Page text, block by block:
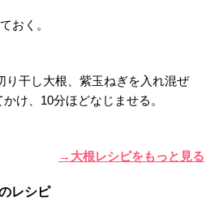
おく。
り干し大根、紫玉ねぎを入れ混ぜ
け、10分ほどなじませる。
→大根レシピをもっと見る
レシピ